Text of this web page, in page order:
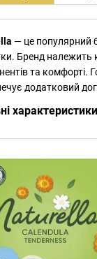
— це популярний
Бренд належить
та комфорті.
додатковий
компоненти
Прокладки для
Щоденні серветки
: Naturella